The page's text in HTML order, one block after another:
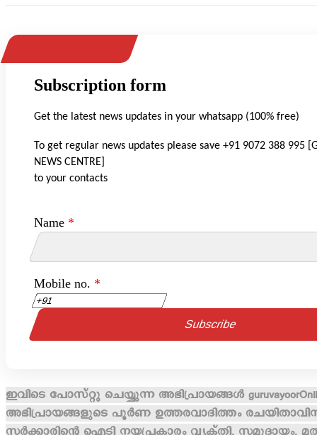
Subscription form
Get the latest news updates in your whatsapp (100% free)
To get regular news updates please save +91 9072 388 995
NEWS CENTRE]
to your contacts
Name *
Mobile no. *
ഇവിടെ പോസ്റ്റു ചെയ്യുന്ന അഭിപ്രായങ്ങൾ
അഭിപ്രായങ്ങളുടെ പൂർണ ഉത്തരവാദിത്തം